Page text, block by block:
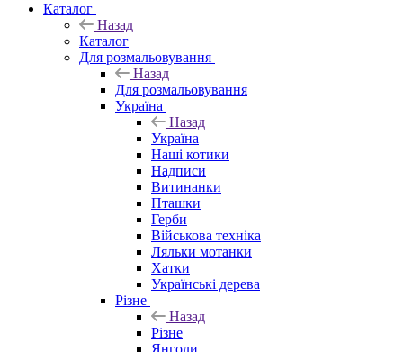
Каталог
Назад
Каталог
Для розмальовування
Назад
Для розмальовування
Україна
Назад
Україна
Наші котики
Надписи
Витинанки
Пташки
Герби
Військова техніка
Ляльки мотанки
Хатки
Українські дерева
Різне
Назад
Різне